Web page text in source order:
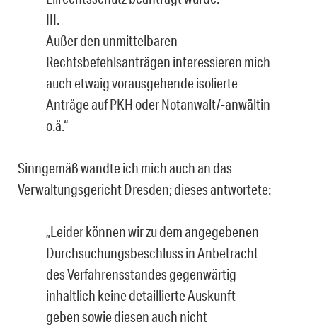
III.
Außer den unmittelbaren
Rechtsbefehlsanträgen interessieren mich
auch etwaig vorausgehende isolierte
Anträge auf PKH oder Notanwalt/-anwältin
o.ä.“
Sinngemäß wandte ich mich auch an das
Verwaltungsgericht Dresden; dieses antwortete:
„Leider können wir zu dem angegebenen
Durchsuchungsbeschluss in Anbetracht
des Verfahrensstandes gegenwärtig
inhaltlich keine detaillierte Auskunft
geben sowie diesen auch nicht